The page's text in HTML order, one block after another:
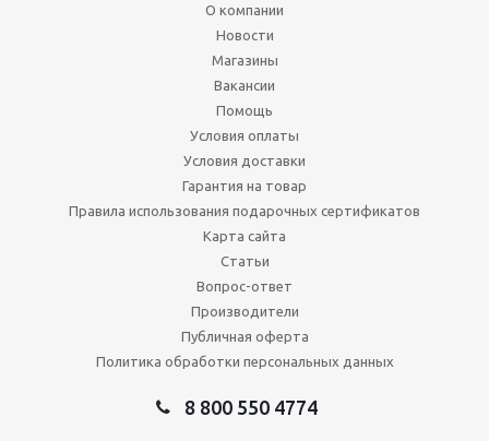
О компании
Новости
Магазины
Вакансии
Помощь
Условия оплаты
Условия доставки
Гарантия на товар
Правила использования подарочных сертификатов
Карта сайта
Статьи
Вопрос-ответ
Производители
Публичная оферта
Политика обработки персональных данных
8 800 550 4774